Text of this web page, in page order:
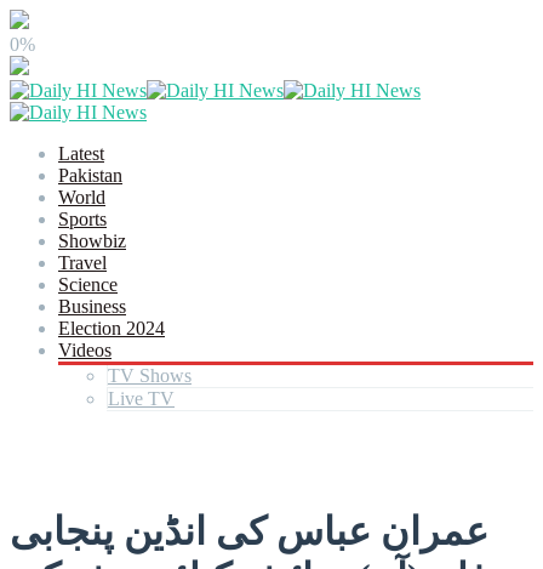
0%
Latest
Pakistan
World
Sports
Showbiz
Travel
Science
Business
Election 2024
Videos
TV Shows
Live TV
عمران عباس کی انڈین پنجابی